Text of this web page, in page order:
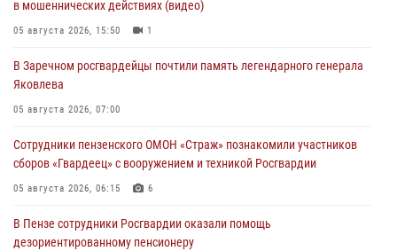
в мошеннических действиях (видео)
05 августа 2026, 15:50 1
В Заречном росгвардейцы почтили память легендарного генерала
Яковлева
05 августа 2026, 07:00
Сотрудники пензенского ОМОН «Страж» познакомили участников
сборов «Гвардеец» с вооружением и техникой Росгвардии
05 августа 2026, 06:15 6
В Пензе сотрудники Росгвардии оказали помощь
дезориентированному пенсионеру